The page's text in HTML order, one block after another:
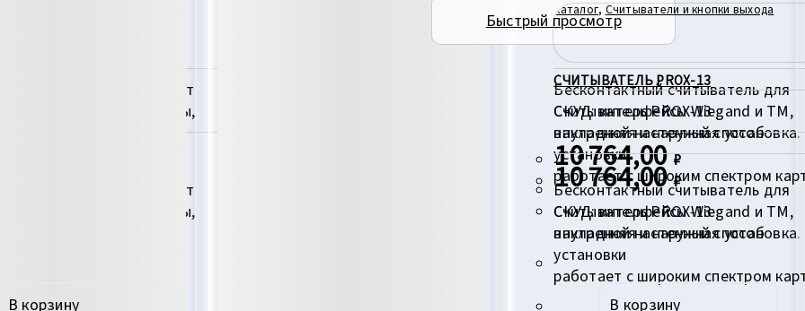
считыватель карт
. Для помещений и улицы,
считыватель карт
. Для помещений и улицы,
В корзину
Бесконтактный считыватель для
СКУД: интерфейсы Wiegand и TM,
внутренняя и наружная установка.
10 764,00₽
Бесконтактный считыватель для
СКУД: интерфейсы Wiegand и TM,
внутренняя и наружная установка.
В корзину
Быстрый просмотр
Каталог,Считыватели и кнопки выхода
СЧИТЫВАТЕЛЬ PROX-13
Считыватель PROX‑13
накладной настенный способ
установки
работает с широким спектром
10 764,00₽
Считыватель PROX‑13
накладной настенный способ
установки
работает с широким спектром